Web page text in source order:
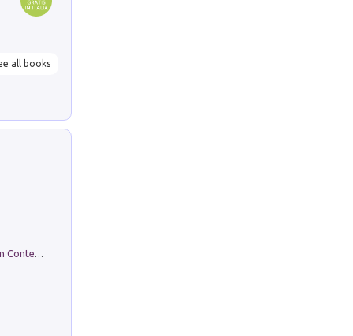
all books
in alto! Livello A1. Con CD-Audio. Con Contenuto digitale per accesso on line